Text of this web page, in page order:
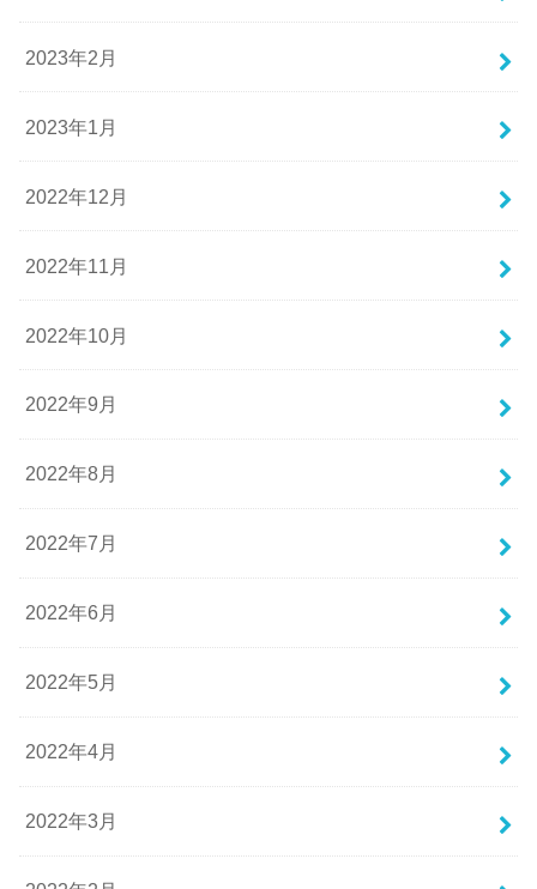
2023年2月
2023年1月
2022年12月
2022年11月
2022年10月
2022年9月
2022年8月
2022年7月
2022年6月
2022年5月
2022年4月
2022年3月